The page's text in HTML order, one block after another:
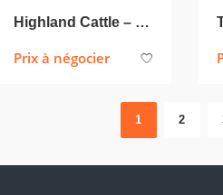
Highland Cattle – Taurillons de couleur noire ou brune.
Prix à négocier
1 2